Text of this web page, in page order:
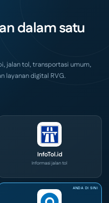
dalam satu
jalan tol, transportasi umum,
layanan digital RVG.
InfoTol.id
Informasi jalan tol